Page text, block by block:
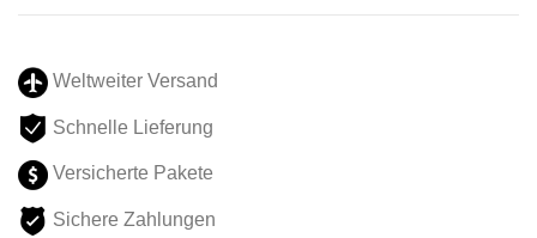
Weltweiter Versand
Schnelle Lieferung
Versicherte Pakete
Sichere Zahlungen